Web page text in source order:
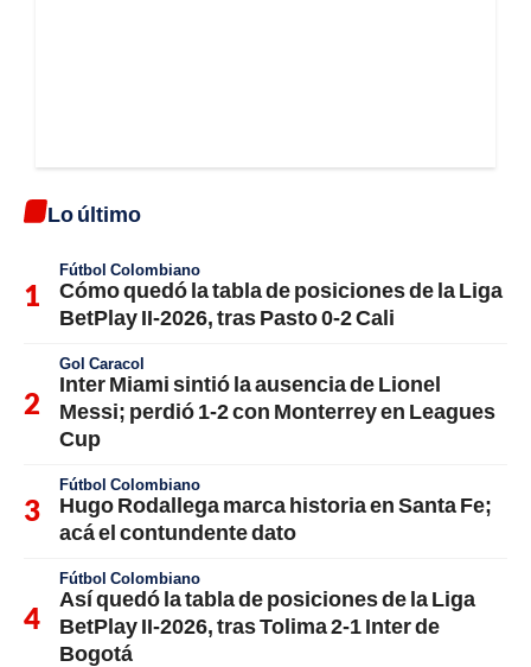
Lo último
Fútbol Colombiano
Cómo quedó la tabla de posiciones de la Liga
BetPlay II-2026, tras Pasto 0-2 Cali
Gol Caracol
Inter Miami sintió la ausencia de Lionel
Messi; perdió 1-2 con Monterrey en Leagues
Cup
Fútbol Colombiano
Hugo Rodallega marca historia en Santa Fe;
acá el contundente dato
Fútbol Colombiano
Así quedó la tabla de posiciones de la Liga
BetPlay II-2026, tras Tolima 2-1 Inter de
Bogotá